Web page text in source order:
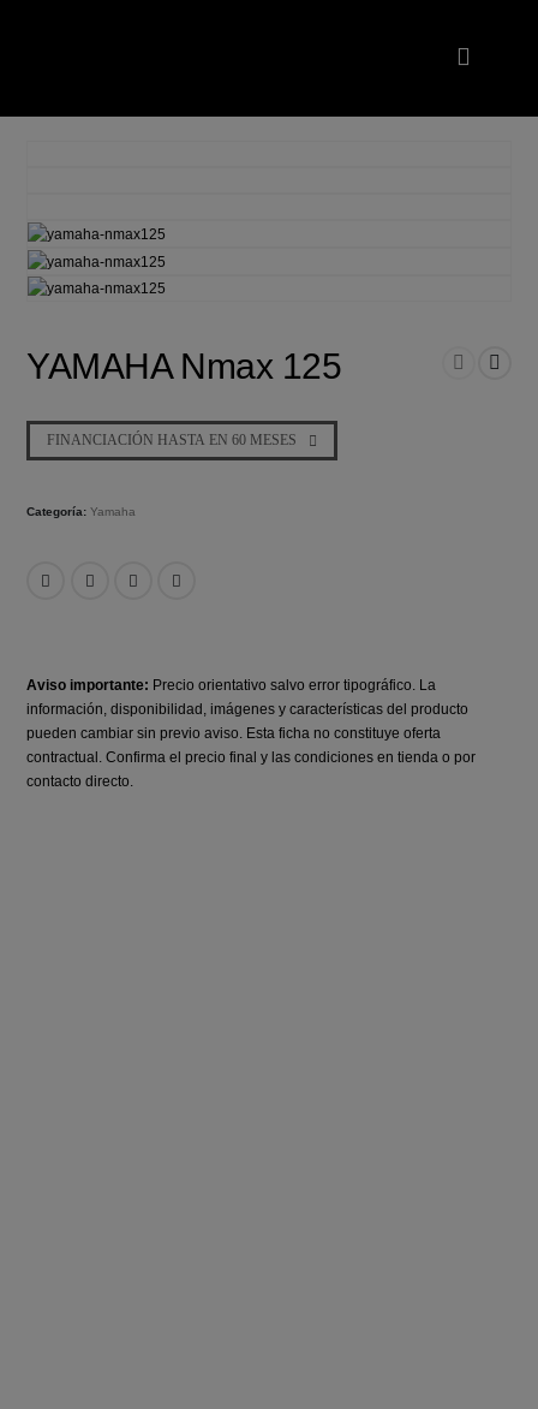
YAMAHA Nmax 125
FINANCIACIÓN HASTA EN 60 MESES
Categoría:Yamaha
Aviso importante: Precio orientativo salvo error tipográfico. La
información, disponibilidad, imágenes y características del producto
pueden cambiar sin previo aviso. Esta ficha no constituye oferta
contractual. Confirma el precio final y las condiciones en tienda o por
contacto directo.